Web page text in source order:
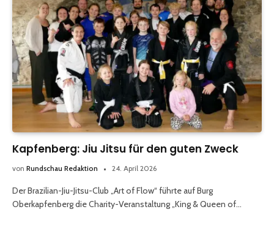
Kapfenberg: Jiu Jitsu für den guten Zweck
von Rundschau Redaktion 24. April 2026
Der Brazilian-Jiu-Jitsu-Club „Art of Flow“ führte auf Burg
Oberkapfenberg die Charity-Veranstaltung „King & Queen of…